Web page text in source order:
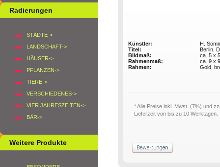
Radierungen
STÄDTE->
LANDSCHAFT->
HÄUSER->
PFLANZEN->
TIERE->
VERSCHIEDENES->
VIER JAHRESZEITEN->
BÄR->
Weitere Produkte
Künstler:
H.
Titel:
Berlin,
Bildmaß:
ca. 5 x
Rahmenmaß:
ca. 9 x
Rahmen:
Gold,
* Alle Preise inkl. Mwst. (7%) und
Lieferzeit von bis zu 10 Werktagen.